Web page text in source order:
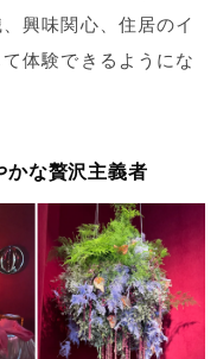
興味関心、住居のイ
体験できるようにな
な贅沢主義者